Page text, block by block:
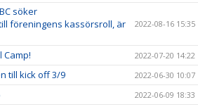
söker
föreningens kassörsroll, är
2022-08-16 15:35
Camp! 2022-07-20 14:22
till kick off 3/9 2022-06-30 10:07
2022-06-09 18:33